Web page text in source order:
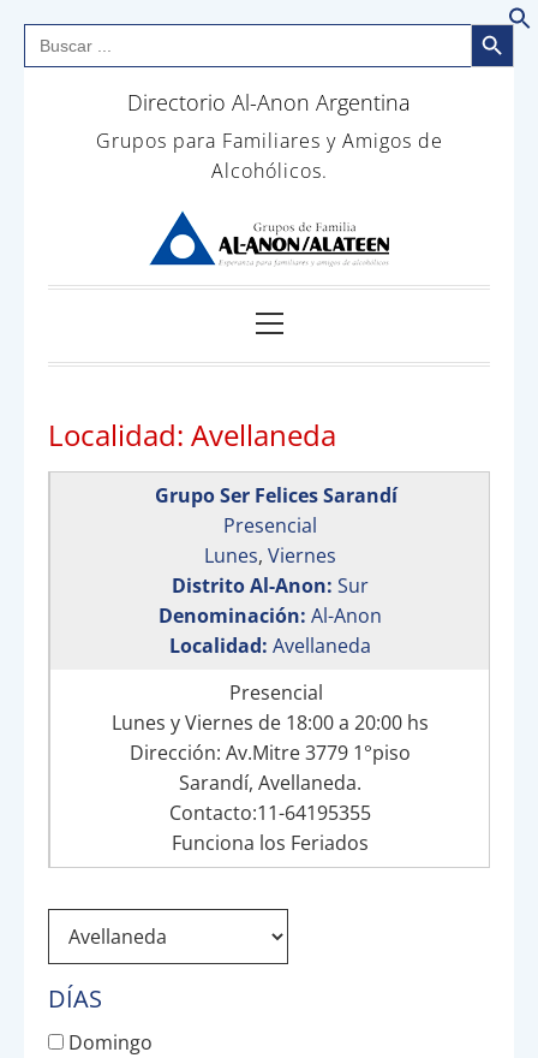
Buscar: Botón de
contenido
Directorio Al-Anon Argentina
Grupos para Familiares y Amigos de
Alcohólicos.
principal
Localidad: Avellaneda
Grupo Ser Felices Sarandí
Presencial
Lunes, Viernes
Distrito Al-Anon: Sur
Denominación: Al-Anon
Localidad: Avellaneda
Presencial
Lunes y Viernes de 18:00 a 20:00 hs
Dirección: Av.Mitre 3779 1°piso
Sarandí, Avellaneda.
Contacto:11-64195355
Funciona los Feriados
DÍAS
Domingo